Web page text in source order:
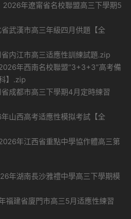
2026年遼甯省名校聯盟高三下學期5
武漢市高三年級四月供題【全
省内江市高三适應性訓練試題.zip
年西南名校聯盟“3+3+3”高考備
】.zip
省成都市高三下學期4月定時練習
山西高考适應性模拟考試【全
年江西省重點中學協作體高三第
年湖南長沙雅禮中學高三下學期模
福建省廈門市高三5月适應性練習